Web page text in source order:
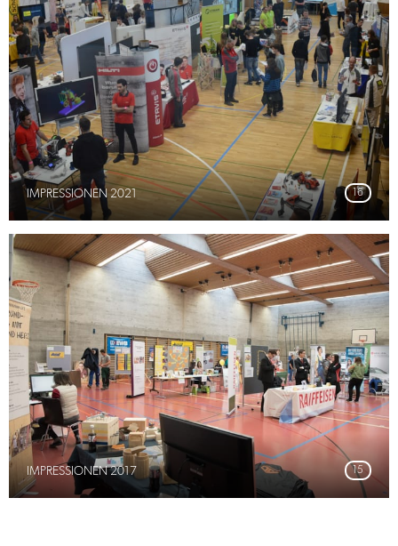
IMPRESSIONEN 2021 16
IMPRESSIONEN 2017 15